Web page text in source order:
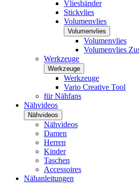
Vliesbänder
Stickvlies
Volumenvlies
Volumenvlies
Volumenvlies
Volumenvlies
Werkzeuge
Werkzeuge
Werkzeuge
Vario Creative Tool
für Nähfans
Nähvideos
Nähvideos
Nähvideos
Damen
Herren
Kinder
Taschen
Accessoires
Nähanleitungen